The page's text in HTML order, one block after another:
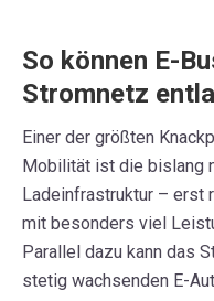
So können E-
Stromnetz
Einer der größten
Mobilität ist die bislang
Ladeinfrastruktur – erst
mit besonders viel
Parallel dazu kann das
stetig wachsenden E-